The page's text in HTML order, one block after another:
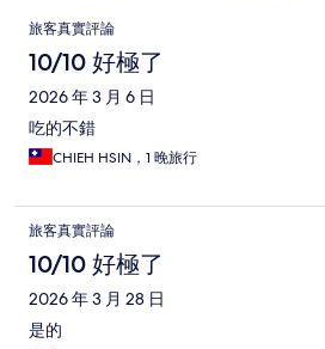
評
論
旅客真實評論
10/10 好極了
2026 年 3 月 6 日
吃的不錯
CHIEH HSIN，1 晚旅行
旅客真實評論
10/10 好極了
2026 年 3 月 28 日
是的